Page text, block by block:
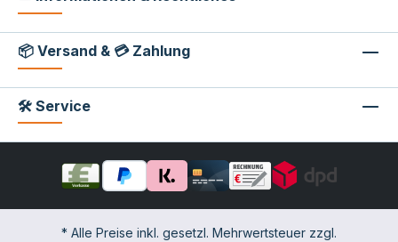
📦 Versand & 💳 Zahlung
🛠 Service
* Alle Preise inkl. gesetzl. Mehrwertsteuer zzgl.